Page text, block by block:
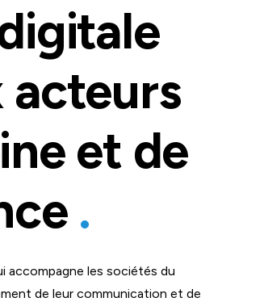
acteurs
et de
.
accompagne les sociétés du
de leur communication et de